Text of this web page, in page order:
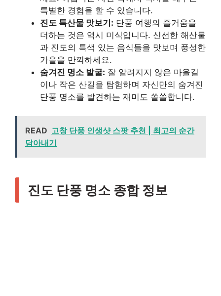
특별한 경험을 할 수 있습니다.
진도 특산물 맛보기: 단풍 여행의 즐거움을
더하는 것은 역시 미식입니다. 신선한 해산물
과 진도의 특색 있는 음식들을 맛보며 풍성한
가을을 만끽하세요.
숨겨진 명소 발굴: 잘 알려지지 않은 마을길
이나 작은 산길을 탐험하며 자신만의 숨겨진
단풍 명소를 발견하는 재미도 쏠쏠합니다.
READ 고창 단풍 인생샷 스팟 추천 | 최고의 순간
담아내기
진도 단풍 명소 종합 정보